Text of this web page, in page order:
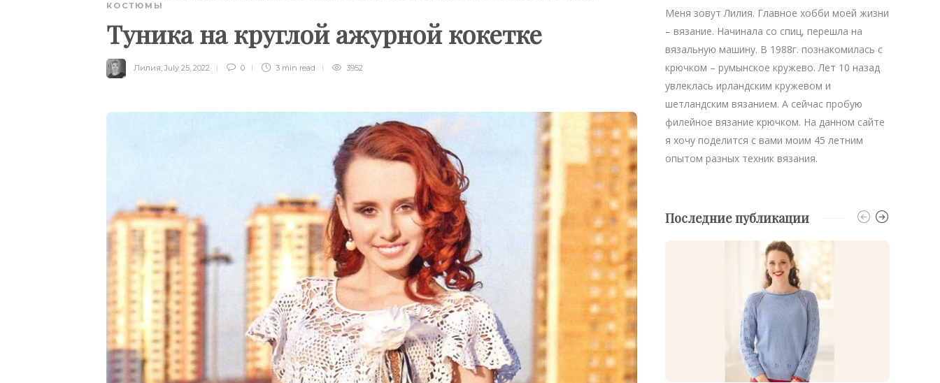
КОСТЮМЫ
Туника на круглой ажурной кокетке
Лилия, July 25, 2022 0 3 min read 3952
Меня зовут Лилия. Главное хобби моей жизни
– вязание. Начинала со спиц, перешла на
вязальную машину. В 1988г. познакомилась с
крючком – румынское кружево. Лет 10 назад
увлеклась ирландским кружевом и
шетландским вязанием. А сейчас пробую
филейное вязание крючком. На данном сайте
я хочу поделится с вами моим 45 летним
опытом разных техник вязания.
Последние публикации